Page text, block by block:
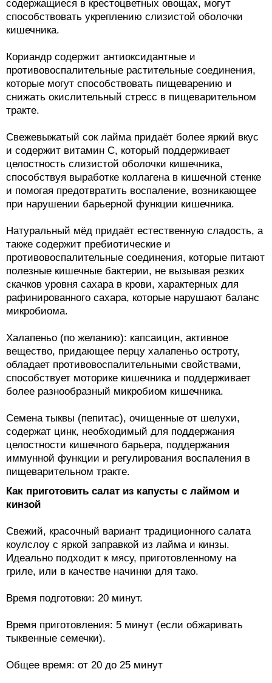
содержащиеся в крестоцветных овощах, могут
способствовать укреплению слизистой оболочки
кишечника.
Кориандр содержит антиоксидантные и
противовоспалительные растительные соединения,
которые могут способствовать пищеварению и
снижать окислительный стресс в пищеварительном
тракте.
Свежевыжатый сок лайма придаёт более яркий вкус
и содержит витамин С, который поддерживает
целостность слизистой оболочки кишечника,
способствуя выработке коллагена в кишечной стенке
и помогая предотвратить воспаление, возникающее
при нарушении барьерной функции кишечника.
Натуральный мёд придаёт естественную сладость, а
также содержит пребиотические и
противовоспалительные соединения, которые питают
полезные кишечные бактерии, не вызывая резких
скачков уровня сахара в крови, характерных для
рафинированного сахара, которые нарушают баланс
микробиома.
Халапеньо (по желанию): капсаицин, активное
вещество, придающее перцу халапеньо остроту,
обладает противовоспалительными свойствами,
способствует моторике кишечника и поддерживает
более разнообразный микробиом кишечника.
Семена тыквы (пепитас), очищенные от шелухи,
содержат цинк, необходимый для поддержания
целостности кишечного барьера, поддержания
иммунной функции и регулирования воспаления в
пищеварительном тракте.
Как приготовить салат из капусты с лаймом и
кинзой
Свежий, красочный вариант традиционного салата
коулслоу с яркой заправкой из лайма и кинзы.
Идеально подходит к мясу, приготовленному на
гриле, или в качестве начинки для тако.
Время подготовки: 20 минут.
Время приготовления: 5 минут (если обжаривать
тыквенные семечки).
Общее время: от 20 до 25 минут